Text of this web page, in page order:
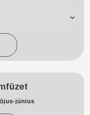
június